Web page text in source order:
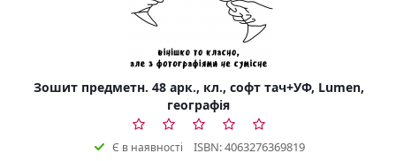
Зошит предметн. 48 арк., кл., софт тач+УФ, Lumen,
географія
Є в наявності ISBN: 4063276369819